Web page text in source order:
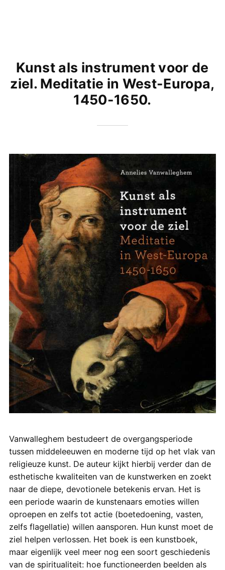
Kunst als instrument voor de
ziel. Meditatie in West-Europa,
1450-1650.
Vanwalleghem bestudeert de overgangsperiode
tussen middeleeuwen en moderne tijd op het vlak van
religieuze kunst. De auteur kijkt hierbij verder dan de
esthetische kwaliteiten van de kunstwerken en zoekt
naar de diepe, devotionele betekenis ervan. Het is
een periode waarin de kunstenaars emoties willen
oproepen en zelfs tot actie (boetedoening, vasten,
zelfs flagellatie) willen aansporen. Hun kunst moet de
ziel helpen verlossen. Het boek is een kunstboek,
maar eigenlijk veel meer nog een soort geschiedenis
van de spiritualiteit: hoe functioneerden beelden als